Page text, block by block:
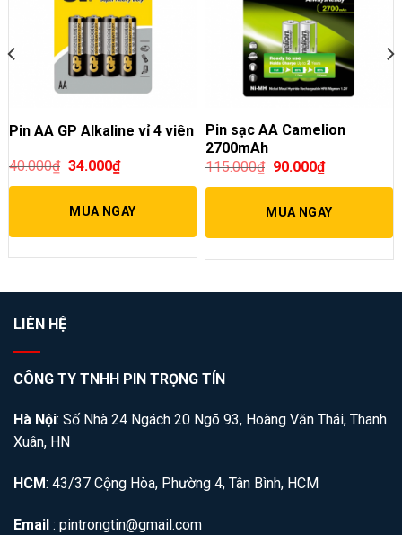
Pin AA GP Alkaline vỉ 4 viên
40.000₫ 34.000₫
MUA NGAY
Pin sạc AA Camelion
2700mAh
115.000₫ 90.000₫
MUA NGAY
LIÊN HỆ
CÔNG TY TNHH PIN TRỌNG TÍN
Hà Nội: Số Nhà 24 Ngách 20 Ngõ 93, Hoàng Văn Thái, Thanh
Xuân, HN
HCM: 43/37 Cộng Hòa, Phường 4, Tân Bình, HCM
Email : pintrongtin@gmail.com